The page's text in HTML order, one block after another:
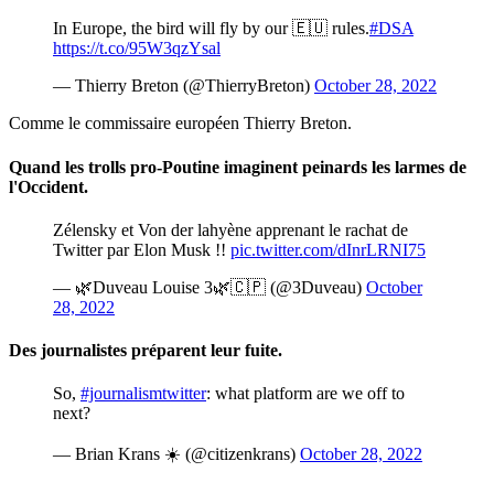
In Europe, the bird will fly by our 🇪🇺 rules.#DSA
https://t.co/95W3qzYsal
— Thierry Breton (@ThierryBreton) October 28, 2022
Comme le commissaire européen Thierry Breton.
Quand les trolls pro-Poutine imaginent peinards les larmes de
l'Occident.
Zélensky et Von der lahyène apprenant le rachat de
Twitter par Elon Musk !! pic.twitter.com/dInrLRNI75
— 🌿Duveau Louise 3🌿🇨🇵 (@3Duveau) October
28, 2022
Des journalistes préparent leur fuite.
So, #journalismtwitter: what platform are we off to
next?
— Brian Krans ☀️ (@citizenkrans) October 28, 2022